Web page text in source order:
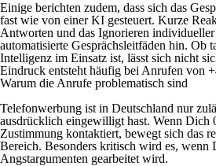
Einige berichten zudem, dass sich das
fast wie von einer KI gesteuert. Kurze
Antworten und das Ignorieren
automatisierte Gesprächsleitfäden hin. Ob
Intelligenz im Einsatz ist, lässt sich nicht
Eindruck entsteht häufig bei Anrufen von
Warum die Anrufe problematisch sind
Telefonwerbung ist in Deutschland nur
ausdrücklich eingewilligt hast. Wenn Dich
Zustimmung kontaktiert, bewegt sich das
Bereich. Besonders kritisch wird es, wenn
Angstargumenten gearbeitet wird.